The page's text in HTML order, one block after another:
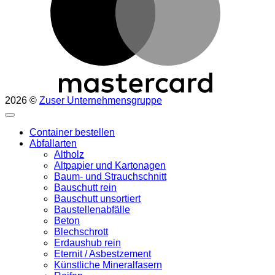
2026 © Zuser Unternehmensgruppe
Container bestellen
Abfallarten
Altholz
Altpapier und Kartonagen
Baum- und Strauchschnitt
Bauschutt rein
Bauschutt unsortiert
Baustellenabfälle
Beton
Blechschrott
Erdaushub rein
Eternit / Asbestzement
Künstliche Mineralfasern